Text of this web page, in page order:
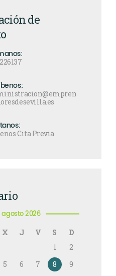
de
Cita Previa
agosto 2026
X J V S
D
1
2
5 6 7 8
9